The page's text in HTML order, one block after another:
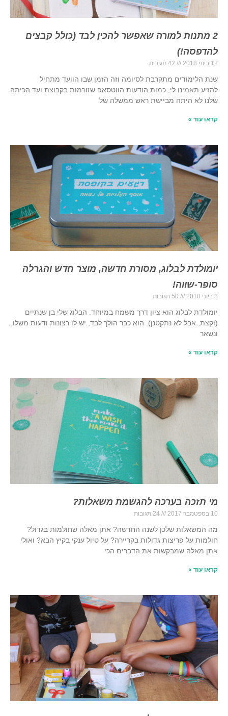
2 מתנות למורה שאפשר להכין לבד (כולל קבצים
להדפסה!)
12 ביוני 2018
שנת הלימודים מתקרבת לסיומה וזה הזמן שבו הוועד מתחיל
להזיע.תאמינו לי, כמות הודעות הווטסאפ שזורמות בקבוצת ועד הכיתה
שלנו לא היתה מביישת ראש ממשלה של
קראו עוד »
יומולדת לבלוג, מסורת חדשה, מוצר חדש והגרלה
סופר-שווה!
3 ביוני 2018
יומולדת לבלוג הוא ציון דרך משמח במיוחד. הבלוג שלי בן שנתיים
(וקצת, אבל לא נתקטנן). הוא כבר הולך לבד, יש לו רצונות ודעות משלו,
ונשאר
קראו עוד »
מי תזכה בערכה להגשמת משאלות?
10 בספטמבר 2017
מה המשאלות שלכן לשנה החדשה? אתן מאלה שחולמות בגדול?
חולמות על פריצות גדולות בקריירה? על טיול ענקי בקיץ הבא? ואולי
אתן מאלה שמבקשות את הדברים הכי
קראו עוד »